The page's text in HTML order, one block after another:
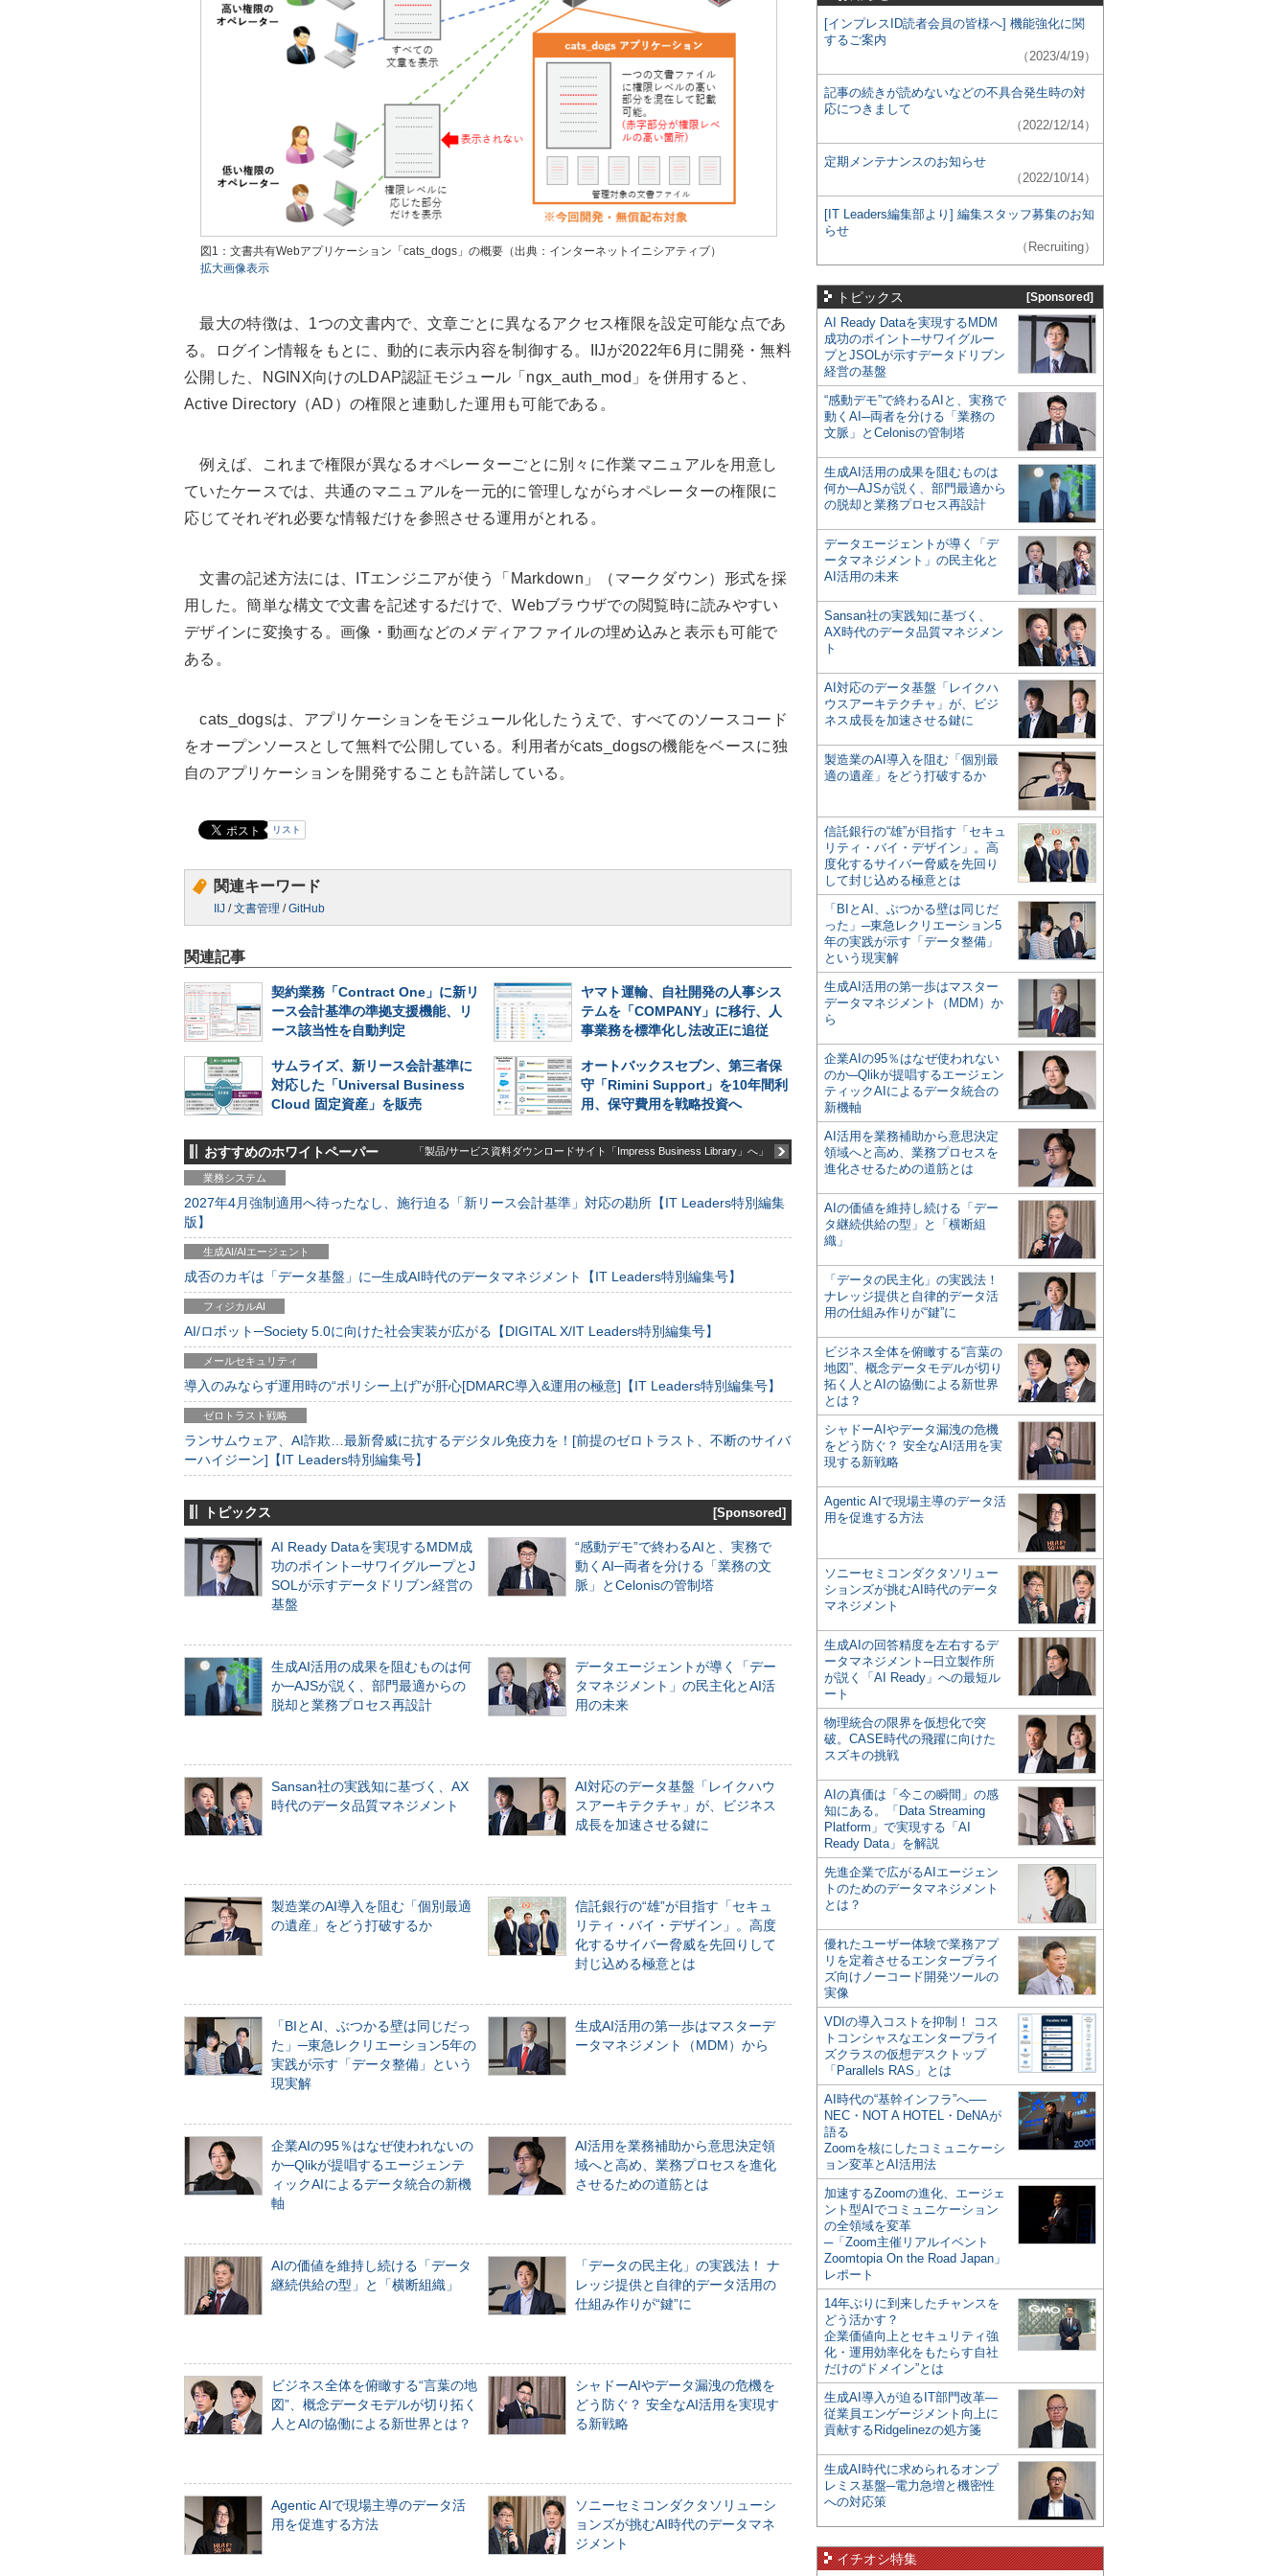
図1：文書共有Webアプリケーション「cats_dogs」の概要（出典：インターネットイニシアティブ）
拡大画像表示
最大の特徴は、1つの文書内で、文章ごとに異なるアクセス権限を設定可能な点であ
る。ログイン情報をもとに、動的に表示内容を制御する。IIJが2022年6月に開発・無料
公開した、NGINX向けのLDAP認証モジュール「ngx_auth_mod」を併用すると、
Active Directory（AD）の権限と連動した運用も可能である。
例えば、これまで権限が異なるオペレーターごとに別々に作業マニュアルを用意し
ていたケースでは、共通のマニュアルを一元的に管理しながらオペレーターの権限に
応じてそれぞれ必要な情報だけを参照させる運用がとれる。
文書の記述方法には、ITエンジニアが使う「Markdown」（マークダウン）形式を採
用した。簡単な構文で文書を記述するだけで、Webブラウザでの閲覧時に読みやすい
デザインに変換する。画像・動画などのメディアファイルの埋め込みと表示も可能で
ある。
cats_dogsは、アプリケーションをモジュール化したうえで、すべてのソースコード
をオープンソースとして無料で公開している。利用者がcats_dogsの機能をベースに独
自のアプリケーションを開発することも許諾している。
リスト
関連キーワード
IIJ /文書管理 /GitHub
関連記事
契約業務「Contract One」に新リ
ース会計基準の準拠支援機能、リ
ース該当性を自動判定
ヤマト運輸、自社開発の人事シス
テムを「COMPANY」に移行、人
事業務を標準化し法改正に追従
サムライズ、新リース会計基準に
対応した「Universal Business
Cloud 固定資産」を販売
オートバックスセブン、第三者保
守「Rimini Support」を10年間利
用、保守費用を戦略投資へ
おすすめのホワイトペーパー 「製品/サービス資料ダウンロードサイト「Impress Business Library」へ」
業務システム
2027年4月強制適用へ待ったなし、施行迫る「新リース会計基準」対応の勘所【IT Leaders特別編集
版】
生成AI/AIエージェント
成否のカギは「データ基盤」に─生成AI時代のデータマネジメント【IT Leaders特別編集号】
フィジカルAI
AI/ロボット─Society 5.0に向けた社会実装が広がる【DIGITAL X/IT Leaders特別編集号】
メールセキュリティ
導入のみならず運用時の“ポリシー上げ”が肝心[DMARC導入&運用の極意]【IT Leaders特別編集号】
ゼロトラスト戦略
ランサムウェア、AI詐欺…最新脅威に抗するデジタル免疫力を！[前提のゼロトラスト、不断のサイバ
ーハイジーン]【IT Leaders特別編集号】
トピックス [Sponsored]
AI Ready Dataを実現するMDM成
功のポイント─サワイグループとJ
SOLが示すデータドリブン経営の
基盤
“感動デモ”で終わるAIと、実務で
動くAI─両者を分ける「業務の文
脈」とCelonisの管制塔
生成AI活用の成果を阻むものは何
か─AJSが説く、部門最適からの
脱却と業務プロセス再設計
データエージェントが導く「デー
タマネジメント」の民主化とAI活
用の未来
Sansan社の実践知に基づく、AX
時代のデータ品質マネジメント
AI対応のデータ基盤「レイクハウ
スアーキテクチャ」が、ビジネス
成長を加速させる鍵に
製造業のAI導入を阻む「個別最適
の遺産」をどう打破するか
信託銀行の“雄”が目指す「セキュ
リティ・バイ・デザイン」。高度
化するサイバー脅威を先回りして
封じ込める極意とは
「BIとAI、ぶつかる壁は同じだっ
た」─東急レクリエーション5年の
実践が示す「データ整備」という
現実解
生成AI活用の第一歩はマスターデ
ータマネジメント（MDM）から
企業AIの95％はなぜ使われないの
か─Qlikが提唱するエージェンテ
ィックAIによるデータ統合の新機
軸
AI活用を業務補助から意思決定領
域へと高め、業務プロセスを進化
させるための道筋とは
AIの価値を維持し続ける「データ
継続供給の型」と「横断組織」
「データの民主化」の実践法！ ナ
レッジ提供と自律的データ活用の
仕組み作りが“鍵”に
ビジネス全体を俯瞰する“言葉の地
図”、概念データモデルが切り拓く
人とAIの協働による新世界とは？
シャドーAIやデータ漏洩の危機を
どう防ぐ？ 安全なAI活用を実現す
る新戦略
Agentic AIで現場主導のデータ活
用を促進する方法
ソニーセミコンダクタソリューシ
ョンズが挑むAI時代のデータマネ
ジメント
[インプレスID読者会員の皆様へ] 機能強化に関
するご案内
（2023/4/19）
記事の続きが読めないなどの不具合発生時の対
応につきまして
（2022/12/14）
定期メンテナンスのお知らせ
（2022/10/14）
[IT Leaders編集部より] 編集スタッフ募集のお知
らせ
（Recruiting）
トピックス [Sponsored]
AI Ready Dataを実現するMDM
成功のポイント─サワイグルー
プとJSOLが示すデータドリブン
経営の基盤
“感動デモ”で終わるAIと、実務で
動くAI─両者を分ける「業務の
文脈」とCelonisの管制塔
生成AI活用の成果を阻むものは
何か─AJSが説く、部門最適から
の脱却と業務プロセス再設計
データエージェントが導く「デ
ータマネジメント」の民主化と
AI活用の未来
Sansan社の実践知に基づく、
AX時代のデータ品質マネジメン
ト
AI対応のデータ基盤「レイクハ
ウスアーキテクチャ」が、ビジ
ネス成長を加速させる鍵に
製造業のAI導入を阻む「個別最
適の遺産」をどう打破するか
信託銀行の“雄”が目指す「セキュ
リティ・バイ・デザイン」。高
度化するサイバー脅威を先回り
して封じ込める極意とは
「BIとAI、ぶつかる壁は同じだ
った」─東急レクリエーション5
年の実践が示す「データ整備」
という現実解
生成AI活用の第一歩はマスター
データマネジメント（MDM）か
ら
企業AIの95％はなぜ使われない
のか─Qlikが提唱するエージェン
ティックAIによるデータ統合の
新機軸
AI活用を業務補助から意思決定
領域へと高め、業務プロセスを
進化させるための道筋とは
AIの価値を維持し続ける「デー
タ継続供給の型」と「横断組
織」
「データの民主化」の実践法！
ナレッジ提供と自律的データ活
用の仕組み作りが“鍵”に
ビジネス全体を俯瞰する“言葉の
地図”、概念データモデルが切り
拓く人とAIの協働による新世界
とは？
シャドーAIやデータ漏洩の危機
をどう防ぐ？ 安全なAI活用を実
現する新戦略
Agentic AIで現場主導のデータ活
用を促進する方法
ソニーセミコンダクタソリュー
ションズが挑むAI時代のデータ
マネジメント
生成AIの回答精度を左右するデ
ータマネジメント─日立製作所
が説く「AI Ready」への最短ル
ート
物理統合の限界を仮想化で突
破。CASE時代の飛躍に向けた
スズキの挑戦
AIの真価は「今この瞬間」の感
知にある。「Data Streaming
Platform」で実現する「AI
Ready Data」を解説
先進企業で広がるAIエージェン
トのためのデータマネジメント
とは？
優れたユーザー体験で業務アプ
リを定着させるエンタープライ
ズ向けノーコード開発ツールの
実像
VDIの導入コストを抑制！ コス
トコンシャスなエンタープライ
ズクラスの仮想デスクトップ
「Parallels RAS」とは
AI時代の“基幹インフラ”へ──
NEC・NOT A HOTEL・DeNAが
語る
Zoomを核にしたコミュニケーシ
ョン変革とAI活用法
加速するZoomの進化、エージェ
ント型AIでコミュニケーション
の全領域を変革
─「Zoom主催リアルイベント
Zoomtopia On the Road Japan」
レポート
14年ぶりに到来したチャンスを
どう活かす？
企業価値向上とセキュリティ強
化・運用効率化をもたらす自社
だけの“ドメイン”とは
生成AI導入が迫るIT部門改革―
従業員エンゲージメント向上に
貢献するRidgelinezの処方箋
生成AI時代に求められるオンプ
レミス基盤─電力急増と機密性
への対応策
イチオシ特集